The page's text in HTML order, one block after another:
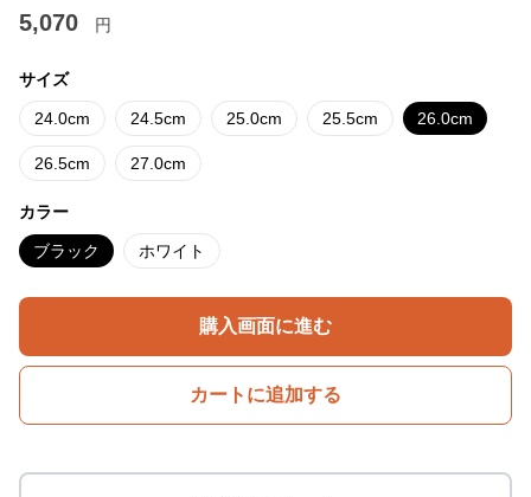
5,070 円
サイズ
24.0cm 24.5cm 25.0cm 25.5cm 26.0cm
26.5cm 27.0cm
カラー
ブラック ホワイト
購入画面に進む
カートに追加する